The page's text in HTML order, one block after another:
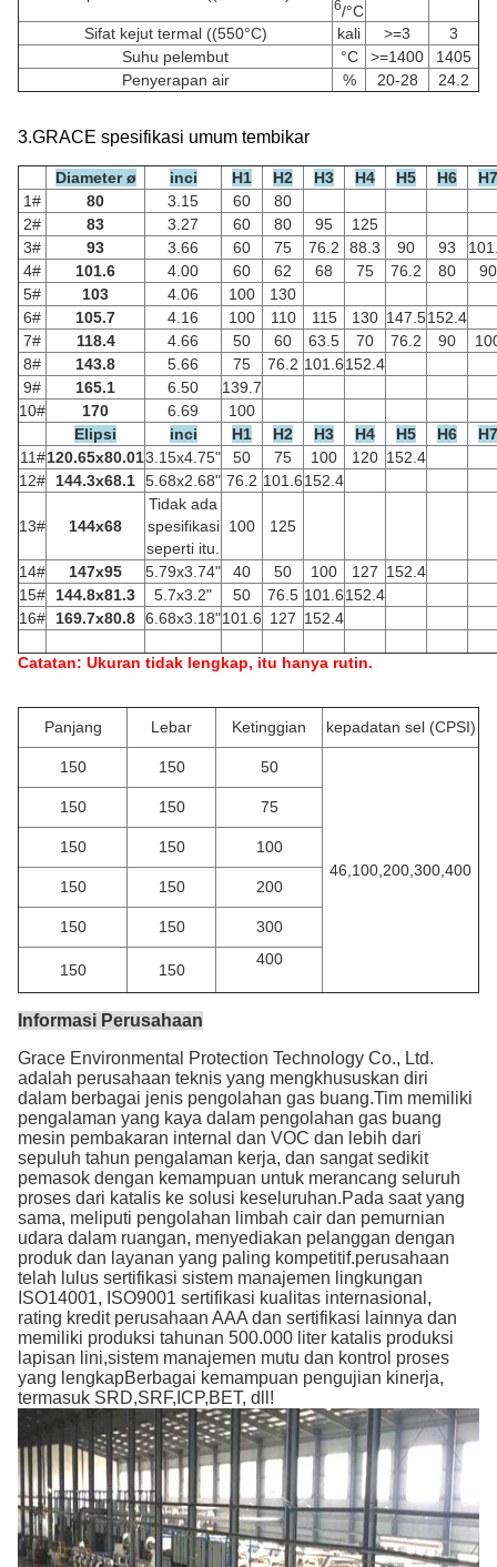
6/°C
Sifat kejut termal ((550°C) kali >=3
3
Suhu pelembut
°C >=1400
1405
Penyerapan air
% 20-28 24.2
3.GRACE spesifikasi umum tembikar
Diameter ø inci H1 H2 H3 H4 H5 H6
H7
1#
80 3.15 60
80
2#
83 3.27 60 80 95
125
3#
93 3.66 60 75 76.2 88.3 90 93
4#
101.6 4.00 60 62 68 75 76.2 80
90
5#
103 4.06 100
130
6#
105.7 4.16 100 110 115 130 147.5152.4
7#
118.4 4.66 50 60 63.5 70 76.2 90
8#
143.8 5.66 75 76.2 101.6152.4
9#
165.1 6.50
139.7
10#
170 6.69
100
Elipsi
inci H1 H2 H3 H4 H5 H6
H7
11#120.65x80.013.15x4.75" 50 75 100 120 152.4
12#
144.3x68.1 5.68x2.68" 76.2 101.6152.4
13# 144x68
Tidak ada
spesifikasi
seperti itu.
100 125
14# 147x95 5.79x3.74" 40 50 100 127 152.4
15#
144.8x81.3 5.7x3.2" 50 76.5 101.6152.4
16#
169.7x80.8 6.68x3.18"101.6 127 152.4
Catatan: Ukuran tidak lengkap, itu hanya rutin.
Panjang Lebar Ketinggian kepadatan sel (CPSI)
150 150 50
46,100,200,300,400
150 150 75
150 150 100
150 150 200
150 150 300
150 150
400
Informasi Perusahaan
Grace Environmental Protection Technology Co., Ltd.
adalah perusahaan teknis yang mengkhususkan diri
dalam berbagai jenis pengolahan gas buang.Tim memiliki
pengalaman yang kaya dalam pengolahan gas buang
mesin pembakaran internal dan VOC dan lebih dari
sepuluh tahun pengalaman kerja, dan sangat sedikit
pemasok dengan kemampuan untuk merancang seluruh
proses dari katalis ke solusi keseluruhan.Pada saat yang
sama, meliputi pengolahan limbah cair dan pemurnian
udara dalam ruangan, menyediakan pelanggan dengan
produk dan layanan yang paling kompetitif.perusahaan
telah lulus sertifikasi sistem manajemen lingkungan
ISO14001, ISO9001 sertifikasi kualitas internasional,
rating kredit perusahaan AAA dan sertifikasi lainnya dan
memiliki produksi tahunan 500.000 liter katalis produksi
lapisan lini,sistem manajemen mutu dan kontrol proses
yang lengkapBerbagai kemampuan pengujian kinerja,
termasuk SRD,SRF,ICP,BET, dll!